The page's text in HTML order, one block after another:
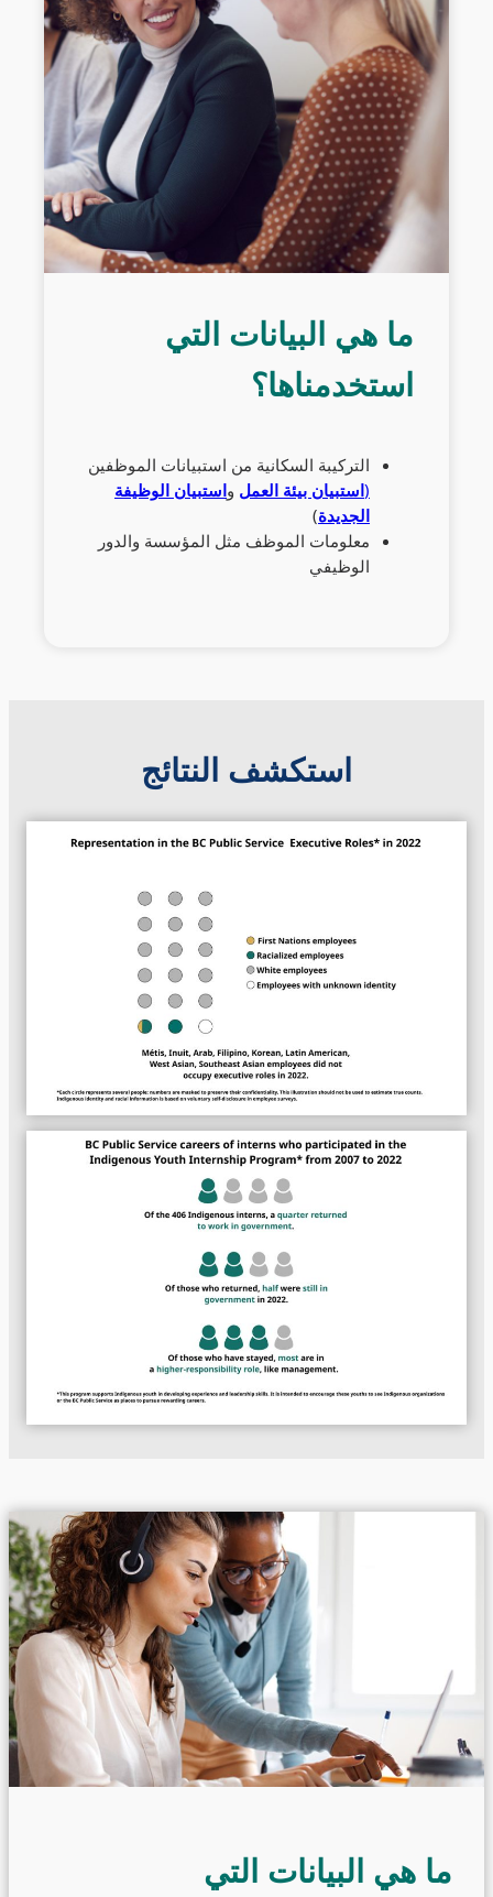
ما هي البيانات التي
استخدمناها؟
التركيبة السكانية من استبيانات الموظفين
(استبيان بيئة العمل واستبيان الوظيفة
الجديدة)
معلومات الموظف مثل المؤسسة والدور
الوظيفي
استكشف النتائج
ما هي البيانات التي